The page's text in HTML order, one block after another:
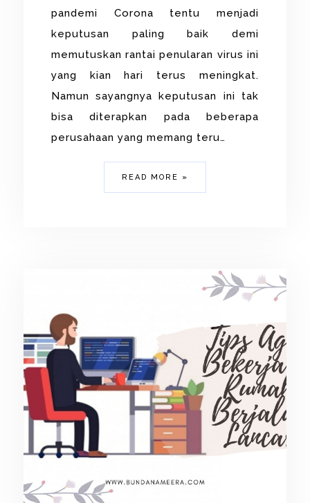
pandemi Corona tentu menjadi
keputusan paling baik demi
memutuskan rantai penularan virus ini
yang kian hari terus meningkat.
Namun sayangnya keputusan ini tak
bisa diterapkan pada beberapa
perusahaan yang memang teru…
READ MORE »